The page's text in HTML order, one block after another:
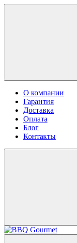
О компании
Гарантия
Доставка
Оплата
Блог
Контакты